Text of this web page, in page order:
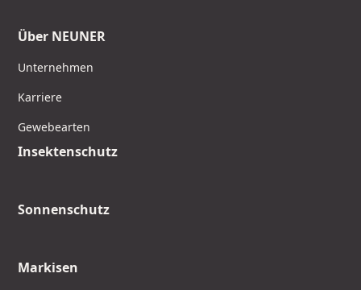
Über NEUNER
Unternehmen
Karriere
Gewebearten
Insektenschutz
Sonnenschutz
Markisen